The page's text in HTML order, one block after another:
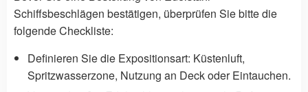
Schiffsbeschlägen bestätigen, überprüfen Sie bitte die
folgende Checkliste:
Definieren Sie die Expositionsart: Küstenluft,
Spritzwasserzone, Nutzung an Deck oder Eintauchen.